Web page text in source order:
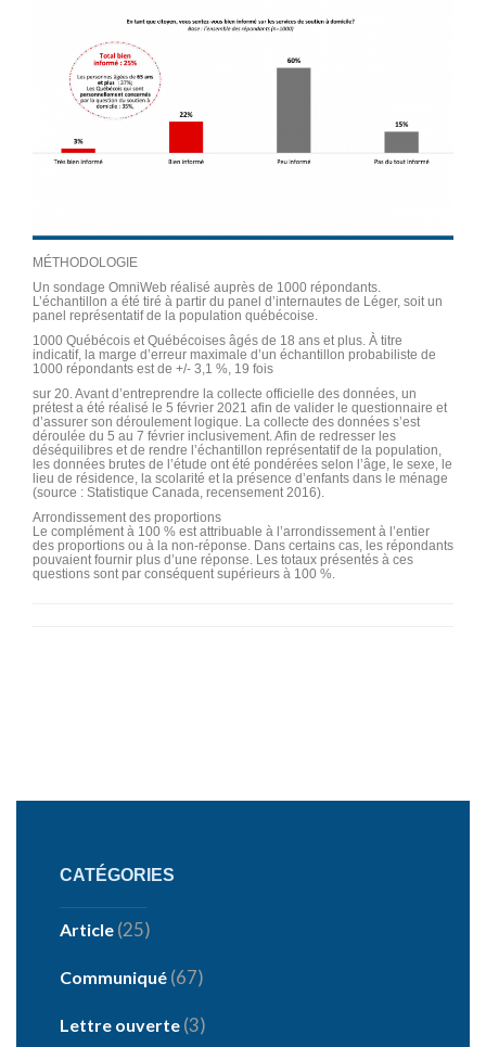
MÉTHODOLOGIE
Un sondage OmniWeb réalisé auprès de 1000 répondants.
L’échantillon a été tiré à partir du panel d’internautes de Léger, soit un
panel représentatif de la population québécoise.
1000 Québécois et Québécoises âgés de 18 ans et plus. À titre
indicatif, la marge d’erreur maximale d’un échantillon probabiliste de
1000 répondants est de +/- 3,1 %, 19 fois
sur 20. Avant d’entreprendre la collecte officielle des données, un
prétest a été réalisé le 5 février 2021 afin de valider le questionnaire et
d’assurer son déroulement logique. La collecte des données s’est
déroulée du 5 au 7 février inclusivement. Afin de redresser les
déséquilibres et de rendre l’échantillon représentatif de la population,
les données brutes de l’étude ont été pondérées selon l’âge, le sexe, le
lieu de résidence, la scolarité et la présence d’enfants dans le ménage
(source : Statistique Canada, recensement 2016).
Arrondissement des proportions
Le complément à 100 % est attribuable à l’arrondissement à l’entier
des proportions ou à la non-réponse. Dans certains cas, les répondants
pouvaient fournir plus d’une réponse. Les totaux présentés à ces
questions sont par conséquent supérieurs à 100 %.
CATÉGORIES
Article (25)
Communiqué (67)
Lettre ouverte (3)